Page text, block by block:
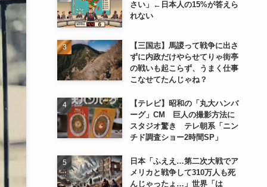
さい」←日本人の15%が答えら
れない
【三国志】馬謖って戦争に出さ
ずに内政だけやらせてりゃ街亭
の戦いも起こらず、うまく仕事
こなせてたんじゃね？
【テレビ】昭和の「丸大ハンバ
ーグ」CM 巨人の撮影方法に
スタジオ驚き テレ朝系「ニン
チド調査ショー2時間SP」
日本「ふええ…第二次大戦でア
メリカと戦争して310万人も死
んじゃったょ…」世界「は